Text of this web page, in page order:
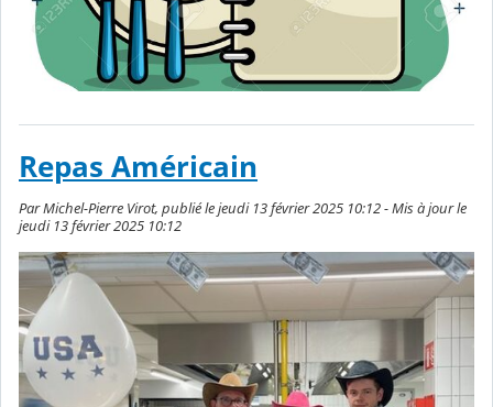
Repas Américain
Par Michel-Pierre Virot, publié le jeudi 13 février 2025 10:12 - Mis à jour le
jeudi 13 février 2025 10:12